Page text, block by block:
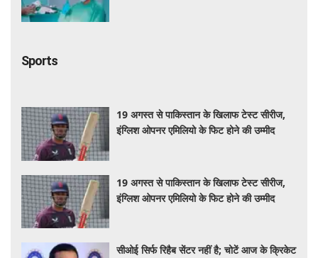
Sports
19 अगस्त से पाकिस्तान के खिलाफ टेस्ट सीरीज,
इंग्लिश ओपनर एमिलियो के फिट होने की उम्मीद
19 अगस्त से पाकिस्तान के खिलाफ टेस्ट सीरीज,
इंग्लिश ओपनर एमिलियो के फिट होने की उम्मीद
सीओई सिर्फ रिहैब सेंटर नहीं है; चोटें आज के क्रिकेट